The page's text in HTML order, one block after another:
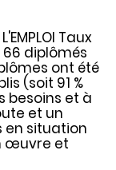
Taux
diplômés
ont été
(soit 91 %
besoins et à
et un
en situation
œuvre et